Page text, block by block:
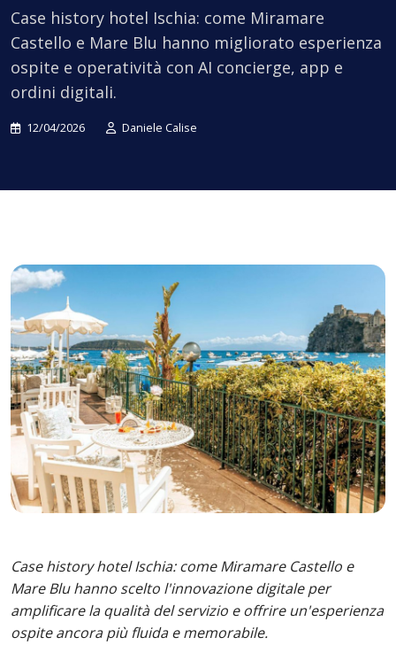
Case history hotel Ischia: come Miramare
Castello e Mare Blu hanno migliorato esperienza
ospite e operatività con AI concierge, app e
ordini digitali.
12/04/2026 Daniele Calise
Case history hotel Ischia: come Miramare Castello e
Mare Blu hanno scelto l'innovazione digitale per
amplificare la qualità del servizio e offrire un'esperienza
ospite ancora più fluida e memorabile.